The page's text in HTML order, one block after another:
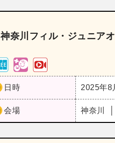
神奈川フィル・ジュニア
日時 2025年8
会場 神奈川